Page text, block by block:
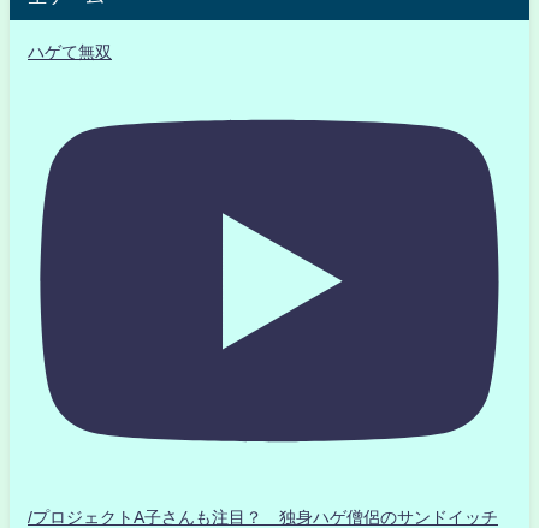
ハゲて無双
/プロジェクトA子さんも注目？ 独身ハゲ僧侶のサンドイッチ